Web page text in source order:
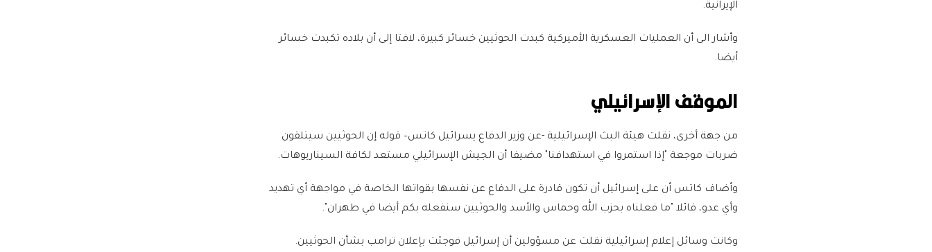
الإيرانية.
وأشار الى أن العمليات العسكرية الأميركية كبدت الحوثيين خسائر كبيرة، لافتا إلى أن بلاده تكبدت خسائر
أيضا.
الموقف الإسرائيلي
من جهة أخرى، نقلت هيئة البث الإسرائيلية -عن وزير الدفاع يسرائيل كاتس– قوله إن الحوثيين سيتلقون
ضربات موجعة "إذا استمروا في استهدافنا" مضيفا أن الجيش الإسرائيلي مستعد لكافة السيناريوهات.
وأضاف كاتس أن على إسرائيل أن تكون قادرة على الدفاع عن نفسها بقواتها الخاصة في مواجهة أي تهديد
وأي عدو، قائلا "ما فعلناه بحزب الله وحماس والأسد والحوثيين سنفعله بكم أيضا في طهران".
وكانت وسائل إعلام إسرائيلية نقلت عن مسؤولين أن إسرائيل فوجئت بإعلان ترامب بشأن الحوثيين.